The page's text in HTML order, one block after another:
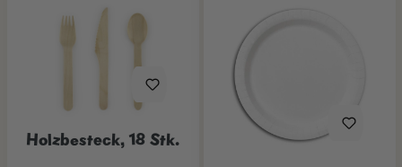
Holzbesteck, 18 Stk.